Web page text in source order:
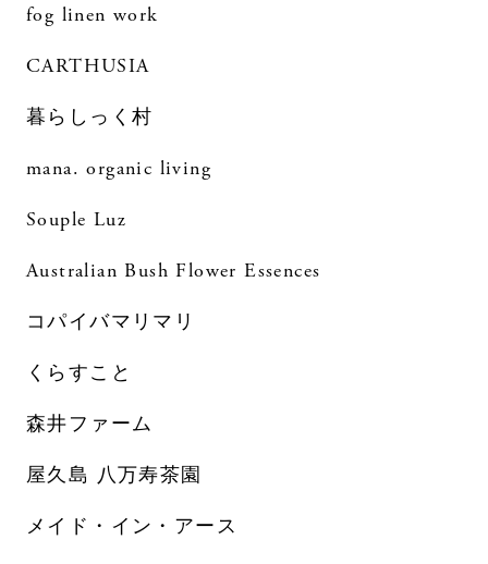
fog linen work
CARTHUSIA
暮らしっく村
mana. organic living
Souple Luz
Australian Bush Flower Essences
コパイバマリマリ
くらすこと
森井ファーム
屋久島 八万寿茶園
メイド・イン・アース